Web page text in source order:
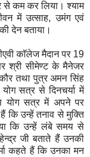
से कम कर लिया। श्याम
में उत्साह, उमंग एवं
देन बताया।
काॅलेज मैदान पर 19
सीमेण्ट के मैनेजर
तथा पुत्र अमन सिंह
सत्र से दिनचर्या में
योग सत्र में अपने पर
कि उन्हें तनाव से मुक्ति
कि उन्हें लंबे समय से
जी बताते हैं उनकी
कहते हैं कि उनका मन